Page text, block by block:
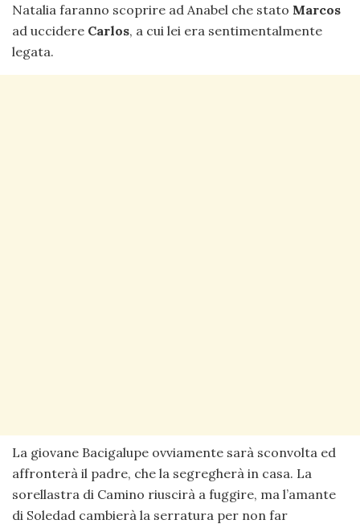
Natalia faranno scoprire ad Anabel che stato Marcos
ad uccidere Carlos, a cui lei era sentimentalmente
legata.
La giovane Bacigalupe ovviamente sarà sconvolta ed
affronterà il padre, che la segregherà in casa. La
sorellastra di Camino riuscirà a fuggire, ma l’amante
di Soledad cambierà la serratura per non far